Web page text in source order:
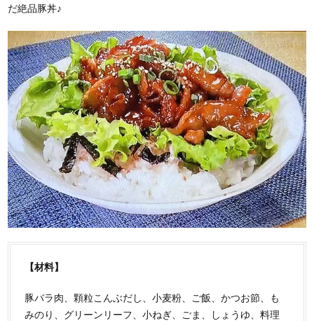
だ絶品豚丼♪
【材料】
豚バラ肉、顆粒こんぶだし、小麦粉、ご飯、かつお節、も
みのり、グリーンリーフ、小ねぎ、ごま、しょうゆ、料理